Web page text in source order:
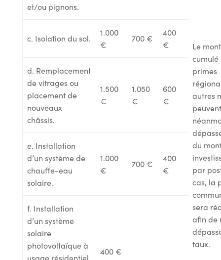
Le
cumulé
primes
autres
du
par
cas, la
sera
afin de
taux.
et/ou pignons.
c. Isolation du sol.
1.000
€
700 €
400
€
d. Remplacement
de vitrages ou
placement de
nouveaux
châssis.
1.500
€
1.050
€
600
€
e. Installation
d’un système de
chauffe-eau
solaire.
1.000
€
700 €
400
€
f. Installation
d’un système
solaire
photovoltaïque à
usage résidentiel
400 €